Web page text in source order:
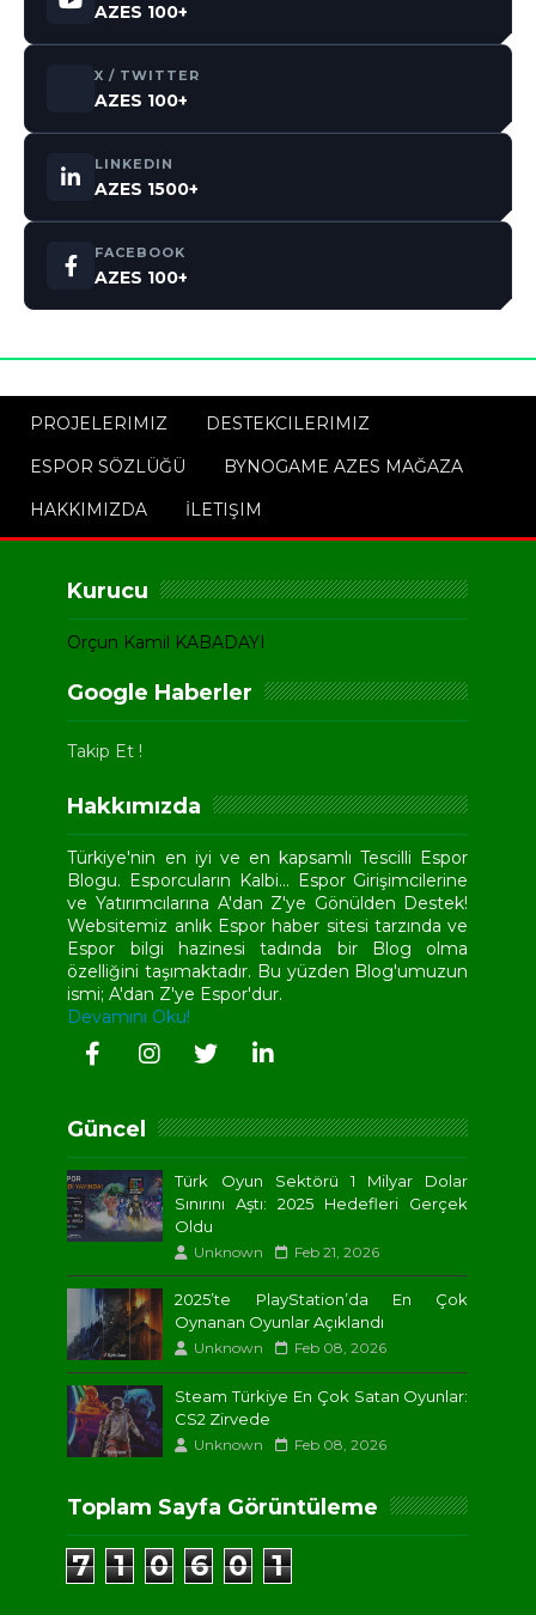
AZES 100+
X / TWITTER
AZES 100+
LINKEDIN
AZES 1500+
FACEBOOK
AZES 100+
PROJELERIMIZ
DESTEKCILERIMIZ
ESPOR SÖZLÜĞÜ
BYNOGAME AZES MAĞAZA
HAKKIMIZDA
İLETIŞIM
Kurucu
Orçun Kamil KABADAYI
Google Haberler
Takip Et !
Hakkımızda
Türkiye'nin en iyi ve en kapsamlı Tescilli Espor
Blogu. Esporcuların Kalbi... Espor Girişimcilerine
ve Yatırımcılarına A'dan Z'ye Gönülden Destek!
Websitemiz anlık Espor haber sitesi tarzında ve
Espor bilgi hazinesi tadında bir Blog olma
özelliğini taşımaktadır. Bu yüzden Blog'umuzun
ismi; A'dan Z'ye Espor'dur.
Devamını Oku!
Güncel
Türk Oyun Sektörü 1 Milyar Dolar
Sınırını Aştı: 2025 Hedefleri Gerçek
Oldu
Unknown Feb 21, 2026
2025’te PlayStation’da En Çok
Oynanan Oyunlar Açıklandı
Unknown Feb 08, 2026
Steam Türkiye En Çok Satan Oyunlar:
CS2 Zirvede
Unknown Feb 08, 2026
Toplam Sayfa Görüntüleme
7 1 0 6 0 1